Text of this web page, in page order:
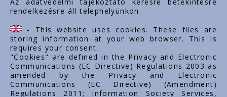
Dokumente
Kontakt
Karriere
rendelkezésre áll telephelyünkön.
- This website uses cookies. These files are
storing information at your web browser. This is
requires your consent.
"Cookies" are defined in the Privacy and Electronic
Communications (EC Directive) Regulations 2003 as
amended by the Privacy and Electronic
Communications (EC Directive) (Amendment)
Regulations 2011; Information Society Services,